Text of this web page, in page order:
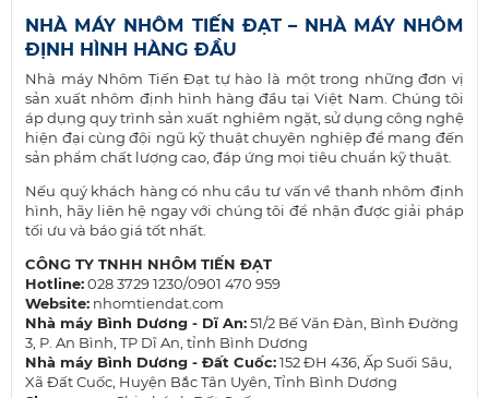
NHÀ MÁY NHÔM TIẾN ĐẠT – NHÀ MÁY NHÔM
ĐỊNH HÌNH HÀNG ĐẦU
Nhà máy Nhôm Tiến Đạt tự hào là một trong những đơn vị
sản xuất nhôm định hình hàng đầu tại Việt Nam. Chúng tôi
áp dụng quy trình sản xuất nghiêm ngặt, sử dụng công nghệ
hiện đại cùng đội ngũ kỹ thuật chuyên nghiệp để mang đến
sản phẩm chất lượng cao, đáp ứng mọi tiêu chuẩn kỹ thuật.
Nếu quý khách hàng có nhu cầu tư vấn về thanh nhôm định
hình, hãy liên hệ ngay với chúng tôi để nhận được giải pháp
tối ưu và báo giá tốt nhất.
CÔNG TY TNHH NHÔM TIẾN ĐẠT
Hotline:028 3729 1230/0901 470 959
Website: nhomtiendat.com
Nhà máy Bình Dương - Dĩ An:51/2 Bế Văn Đàn, Bình Đường
3, P. An Bình, TP Dĩ An, tỉnh Bình Dương
Nhà máy Bình Dương - Đất Cuốc:152 ĐH 436, Ấp Suối Sâu,
Xã Đất Cuốc, Huyện Bắc Tân Uyên, Tỉnh Bình Dương